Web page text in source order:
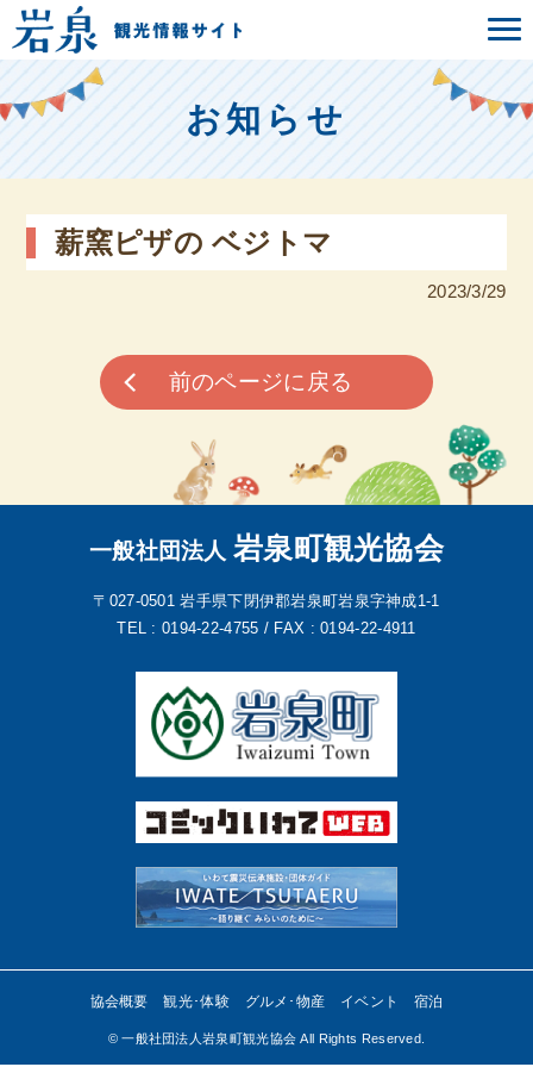
お知らせ
薪窯ピザの ベジトマ
2023/3/29
前のページに戻る
一般社団法人 岩泉町観光協会
〒027-0501岩手県下閉伊郡岩泉町岩泉字神成1-1
TEL : 0194-22-4755 / FAX : 0194-22-4911
協会概要 観光･体験 グルメ･物産 イベント 宿泊
©︎ 一般社団法人岩泉町観光協会 All Rights Reserved.